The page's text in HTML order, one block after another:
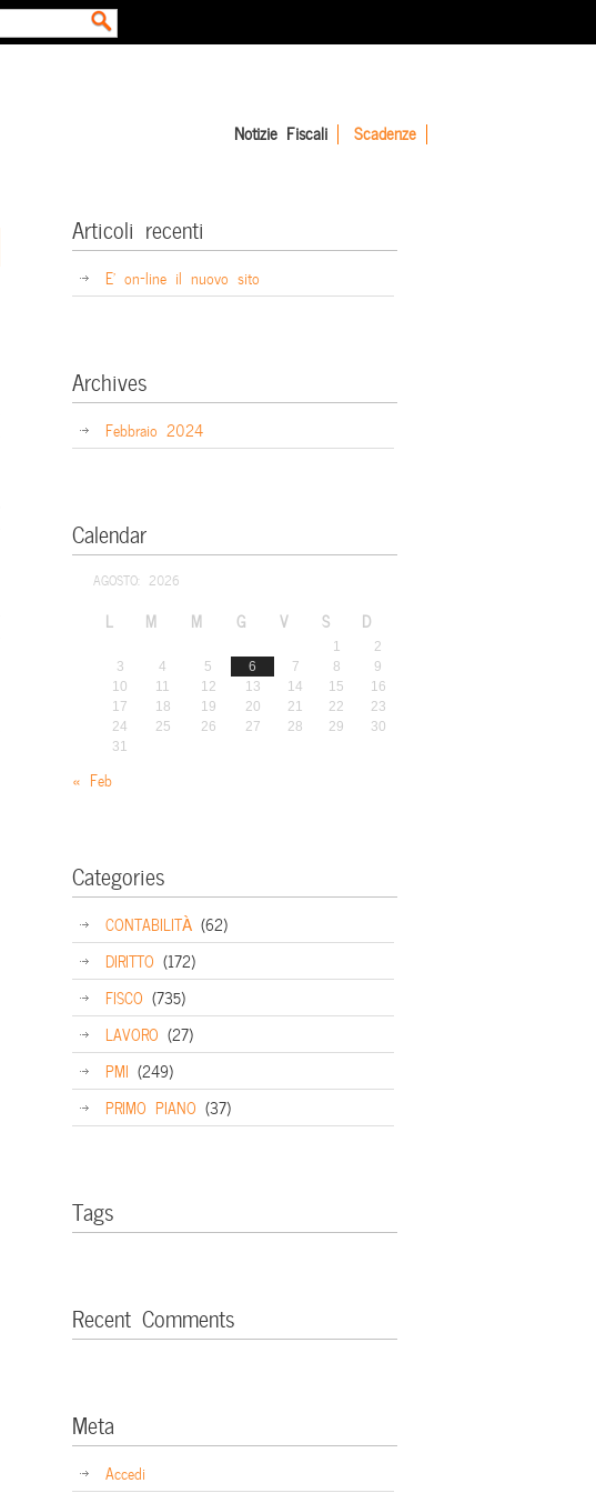
Notizie Fiscali Scadenze
Articoli recenti
E’ on-line il nuovo sito
Archives
Febbraio 2024
Calendar
AGOSTO: 2026
L M M G V S D
1
2
3
4 5 6 7 8
9
10
11 12 13 14 15
16
17
18 19 20 21 22
23
24
25 26 27 28 29
30
31
« Feb
Categories
CONTABILITÀ (62)
DIRITTO (172)
FISCO (735)
LAVORO (27)
PMI (249)
PRIMO PIANO (37)
Tags
Recent Comments
Meta
Accedi